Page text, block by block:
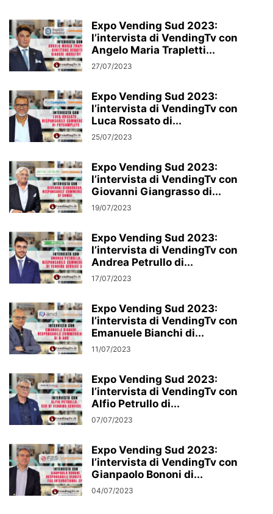
Expo Vending Sud 2023:
l’intervista di VendingTv con
Angelo Maria Trapletti...
27/07/2023
Expo Vending Sud 2023:
l’intervista di VendingTv con
Luca Rossato di...
25/07/2023
Expo Vending Sud 2023:
l’intervista di VendingTv con
Giovanni Giangrasso di...
19/07/2023
Expo Vending Sud 2023:
l’intervista di VendingTv con
Andrea Petrullo di...
17/07/2023
Expo Vending Sud 2023:
l’intervista di VendingTv con
Emanuele Bianchi di...
11/07/2023
Expo Vending Sud 2023:
l’intervista di VendingTv con
Alfio Petrullo di...
07/07/2023
Expo Vending Sud 2023:
l’intervista di VendingTv con
Gianpaolo Bononi di...
04/07/2023